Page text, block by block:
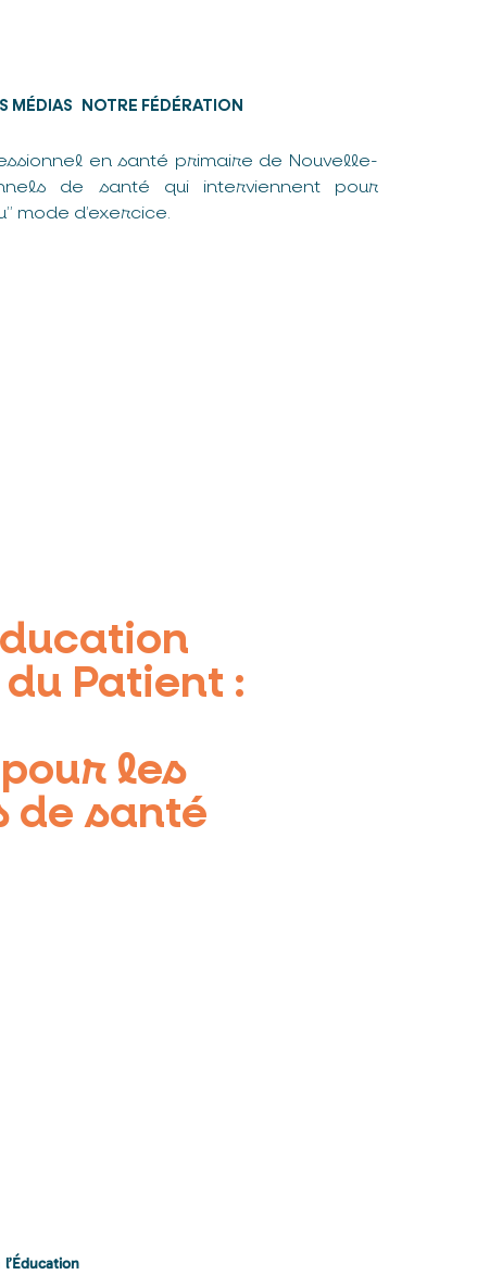
MÉDIAS NOTRE FÉDÉRATION
en santé primaire de Nouvelle-
de santé qui interviennent pour
mode d’exercice.
Patient :
les
de santé